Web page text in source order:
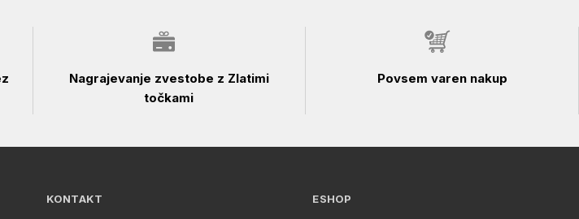
Nagrajevanje zvestobe z Zlatimi
točkami
Povsem varen nakup
KONTAKT ESHOP